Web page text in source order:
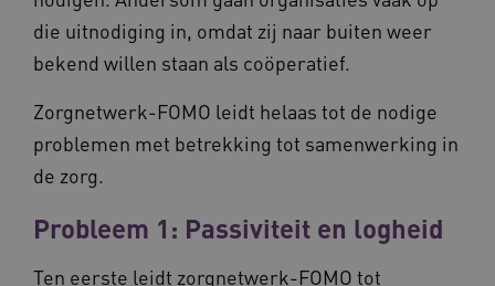
die uitnodiging in, omdat zij naar buiten weer
bekend willen staan als coöperatief.
Zorgnetwerk-FOMO leidt helaas tot de nodige
problemen met betrekking tot samenwerking in
de zorg.
Probleem 1: Passiviteit en logheid
Ten eerste leidt zorgnetwerk-FOMO tot
__cf_bm
Cloudflare Inc.
.vimeo.com